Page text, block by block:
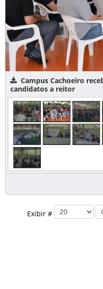
Campus Cachoeiro
candidatos a reitor
Exibir #